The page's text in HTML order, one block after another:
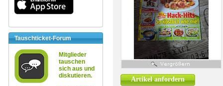
Tauschticket-Forum
Mitglieder
tauschen
sich aus und
diskutieren.
Artikel anfordern